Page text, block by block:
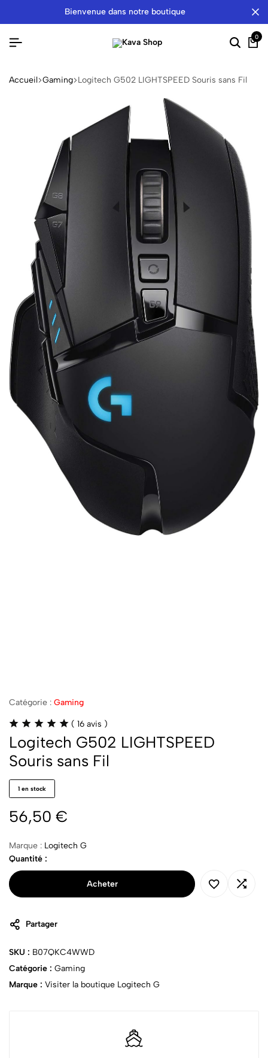
bienvenue dans notre boutique
0
Accueil Gaming Logitech G502 LIGHTSPEED Souris sans Fil
Catégorie : Gaming
( 16 avis )
Logitech G502 LIGHTSPEED
Souris sans Fil
1 en stock
56,50 €
Marque : Logitech G
Quantité :
Acheter
Partager
SKU : B07QKC4WWD
Catégorie : Gaming
Marque : Visiter la boutique Logitech G